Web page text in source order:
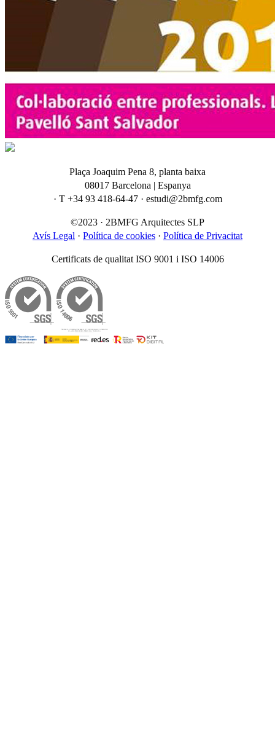
Plaça Joaquim Pena 8, planta baixa
08017 Barcelona | Espanya
· T +34 93 418-64-47 · estudi@2bmfg.com
©2023 · 2BMFG Arquitectes SLP
Avís Legal · Política de cookies · Política de Privacitat
Certificats de qualitat ISO 9001 i ISO 14006